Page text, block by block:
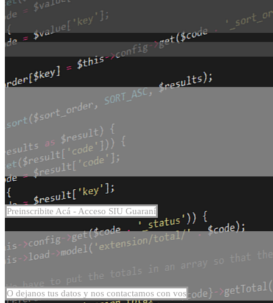
Preinscribite Acá - Acceso SIU Guaraní
O dejanos tus datos y nos contactamos con vos